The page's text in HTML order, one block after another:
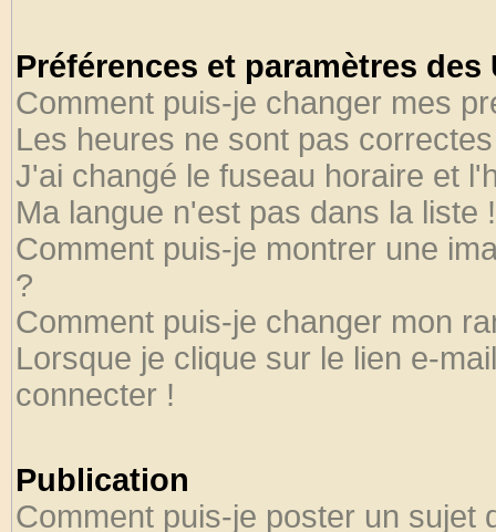
Préférences et paramètres
Comment puis-je changer mes
Les heures ne sont pas
J'ai changé le fuseau horaire et
Ma langue n'est pas dans la liste !
Comment puis-je montrer une
?
Comment puis-je changer mon
Lorsque je clique sur le lien e-
connecter !
Publication
Comment puis-je poster un sujet